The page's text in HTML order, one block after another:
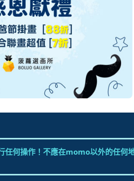
何操作！不應在momo以外的任何